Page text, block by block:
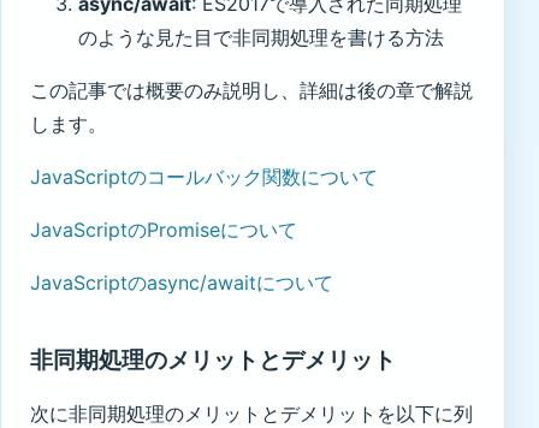
のような見た目で非同期処理を書ける方法
この記事では概要のみ説明し、詳細は後の章で解説
します。
JavaScriptのコールバック関数について
JavaScriptのPromiseについて
JavaScriptのasync/awaitについて
非同期処理のメリットとデメリット
次に非同期処理のメリットとデメリットを以下に列